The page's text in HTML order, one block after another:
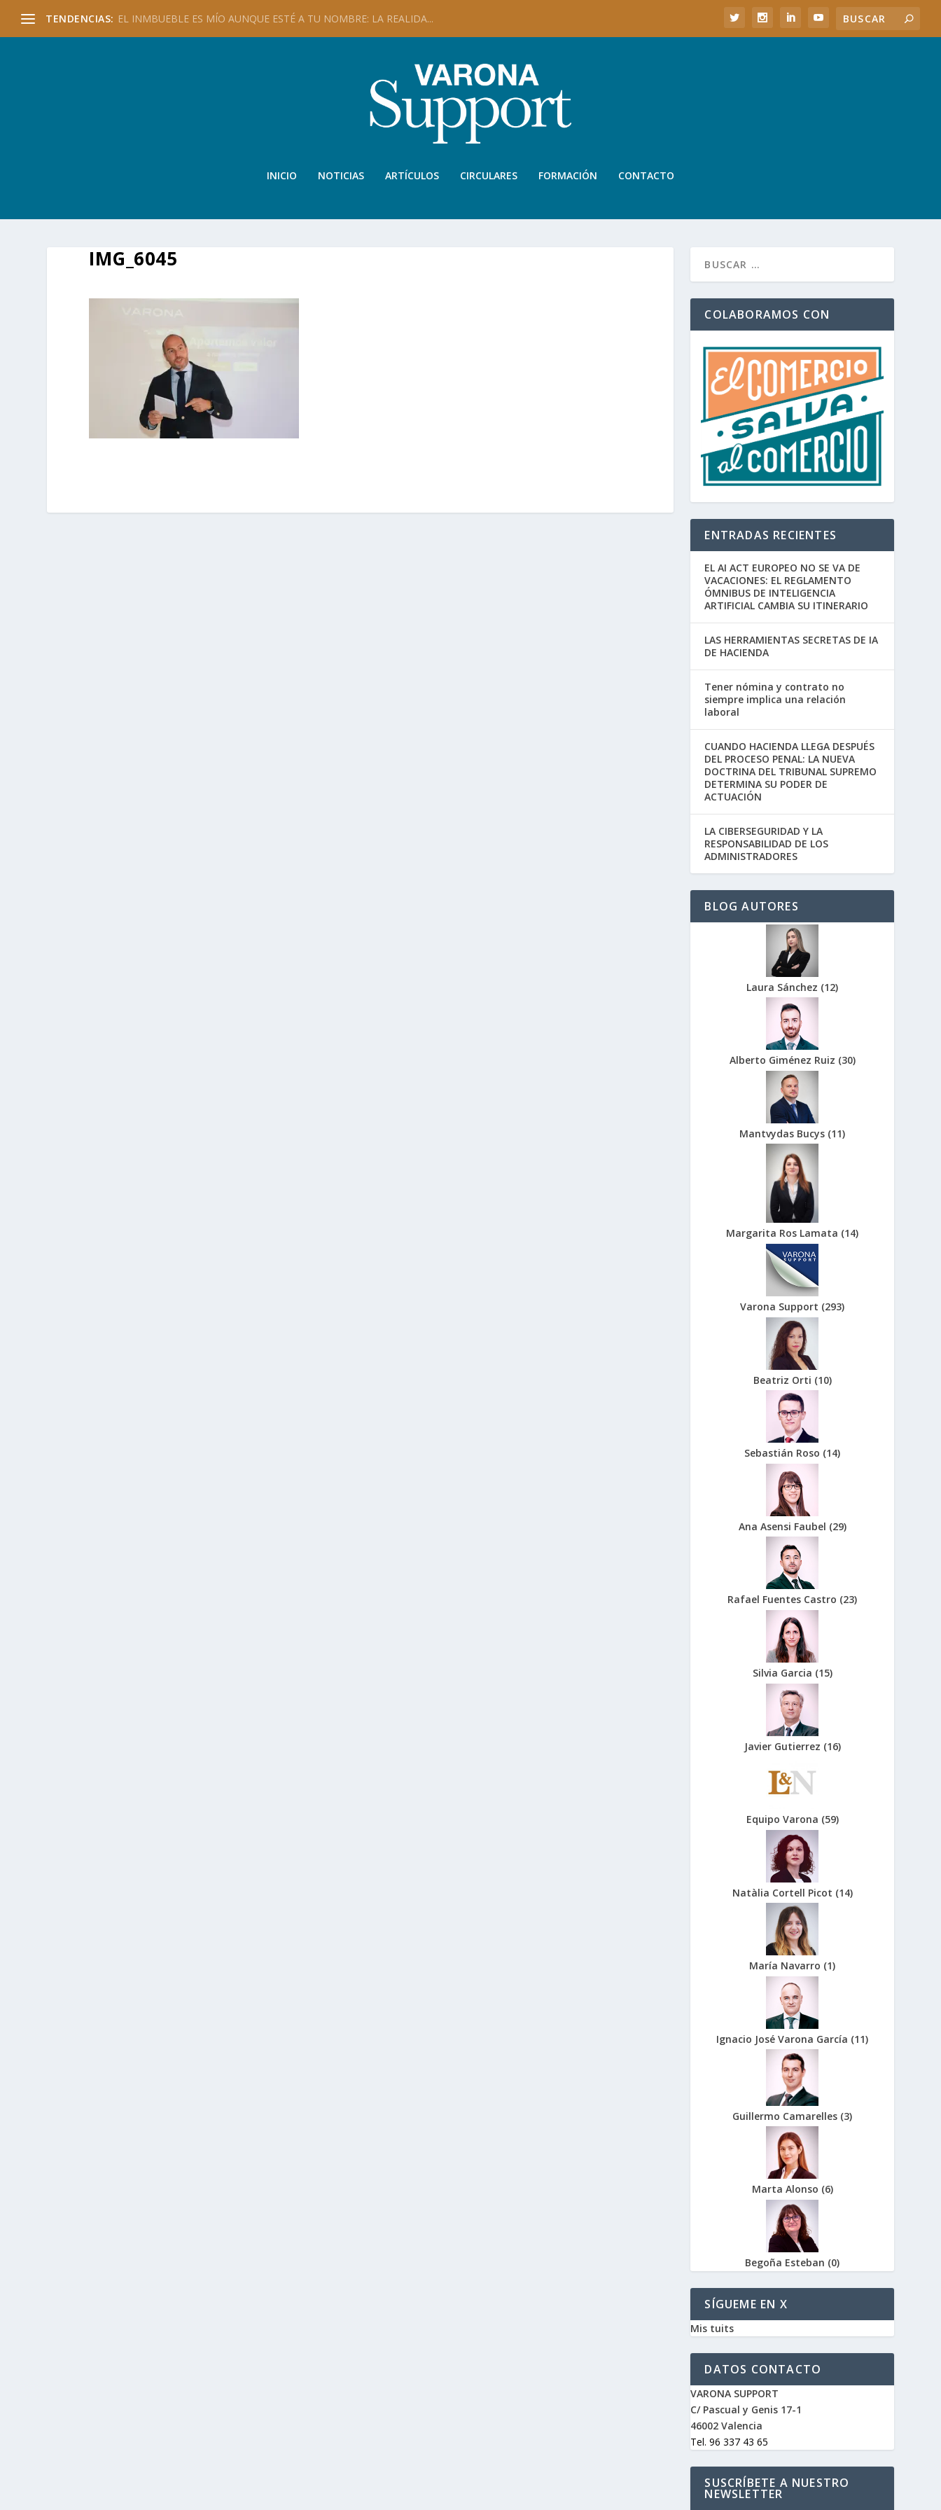
TENDENCIAS: EL INMBUEBLE ES MÍO AUNQUE ESTÉ A TU NOMBRE: LA REALIDA...
INICIO NOTICIAS ARTÍCULOS CIRCULARES FORMACIÓN CONTACTO
IMG_6045
COLABORAMOS CON
ENTRADAS RECIENTES
EL AI ACT EUROPEO NO SE VA DE
VACACIONES: EL REGLAMENTO
ÓMNIBUS DE INTELIGENCIA
ARTIFICIAL CAMBIA SU ITINERARIO
LAS HERRAMIENTAS SECRETAS DE IA
DE HACIENDA
Tener nómina y contrato no
siempre implica una relación
laboral
CUANDO HACIENDA LLEGA DESPUÉS
DEL PROCESO PENAL: LA NUEVA
DOCTRINA DEL TRIBUNAL SUPREMO
DETERMINA SU PODER DE
ACTUACIÓN
LA CIBERSEGURIDAD Y LA
RESPONSABILIDAD DE LOS
ADMINISTRADORES
BLOG AUTORES
Laura Sánchez (12)
Alberto Giménez Ruiz (30)
Mantvydas Bucys (11)
Margarita Ros Lamata (14)
Varona Support (293)
Beatriz Orti (10)
Sebastián Roso (14)
Ana Asensi Faubel (29)
Rafael Fuentes Castro (23)
Silvia Garcia (15)
Javier Gutierrez (16)
Equipo Varona (59)
Natàlia Cortell Picot (14)
María Navarro (1)
Ignacio José Varona García (11)
Guillermo Camarelles (3)
Marta Alonso (6)
Begoña Esteban (0)
SÍGUEME EN X
Mis tuits
DATOS CONTACTO
VARONA SUPPORT
C/ Pascual y Genis 17-1
46002 Valencia
Tel. 96 337 43 65
SUSCRÍBETE A NUESTRO
NEWSLETTER